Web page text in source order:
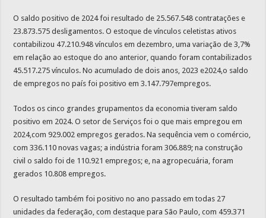
O saldo positivo de 2024 foi resultado de 25.567.548 contratações e
23.873.575 desligamentos. O estoque de vínculos celetistas ativos
contabilizou 47.210.948 vínculos em dezembro, uma variação de 3,7%
em relação ao estoque do ano anterior, quando foram contabilizados
45.517.275 vínculos. No acumulado de dois anos, 2023 e2024,o saldo
de empregos no país foi positivo em 3.147.797empregos.
Todos os cinco grandes grupamentos da economia tiveram saldo
positivo em 2024. O setor de Serviços foi o que mais empregou em
2024,com 929.002 empregos gerados. Na sequência vem o comércio,
com 336.110 novas vagas; a indústria foram 306.889; na construção
civil o saldo foi de 110.921 empregos; e, na agropecuária, foram
gerados 10.808 empregos.
O resultado também foi positivo no ano passado em todas 27
unidades da federação, com destaque para São Paulo, com 459.371